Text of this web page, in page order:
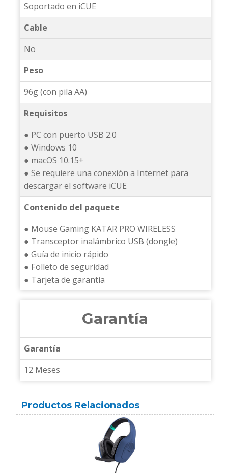
Soportado en iCUE
Cable
No
Peso
96g (con pila AA)
Requisitos
● PC con puerto USB 2.0
● Windows 10
● macOS 10.15+
● Se requiere una conexión a Internet para
descargar el software iCUE
Contenido del paquete
● Mouse Gaming KATAR PRO WIRELESS
● Transceptor inalámbrico USB (dongle)
● Guía de inicio rápido
● Folleto de seguridad
● Tarjeta de garantía
Garantía
Garantía
12 Meses
Productos Relacionados